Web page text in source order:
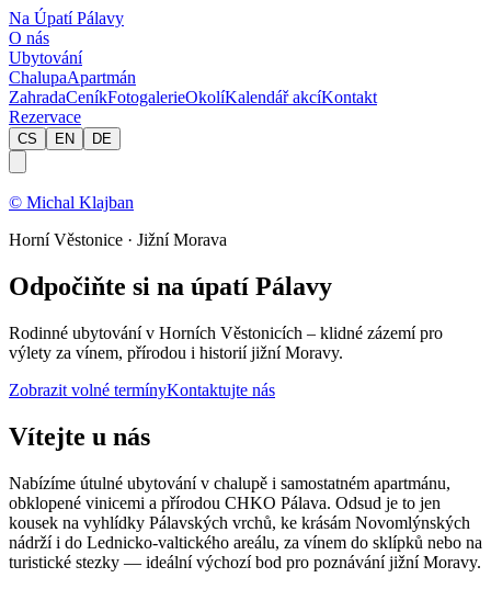
Na Úpatí Pálavy
O nás
Ubytování
ChalupaApartmán
ZahradaCeníkFotogalerieOkolíKalendář akcíKontakt
Rezervace
CS EN DE
© Michal Klajban
Horní Věstonice · Jižní Morava
Odpočiňte si na úpatí Pálavy
Rodinné ubytování v Horních Věstonicích – klidné zázemí pro
výlety za vínem, přírodou i historií jižní Moravy.
Zobrazit volné termínyKontaktujte nás
Vítejte u nás
Nabízíme útulné ubytování v chalupě i samostatném apartmánu,
obklopené vinicemi a přírodou CHKO Pálava. Odsud je to jen
kousek na vyhlídky Pálavských vrchů, ke krásám Novomlýnských
nádrží i do Lednicko-valtického areálu, za vínem do sklípků nebo na
turistické stezky — ideální výchozí bod pro poznávání jižní Moravy.